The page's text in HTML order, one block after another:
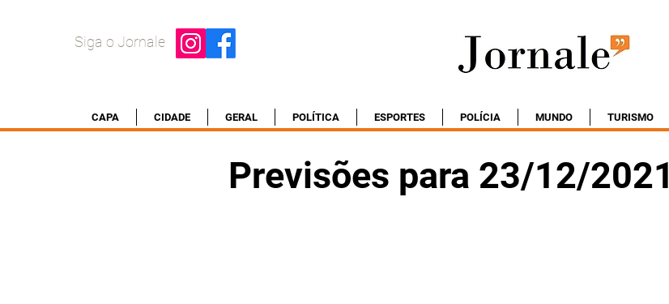
Siga o Jornale
CAPA CIDADE GERAL POLÍTICA ESPORTES POLÍCIA MUNDO TURISMO
Previsões para 23/12/2021